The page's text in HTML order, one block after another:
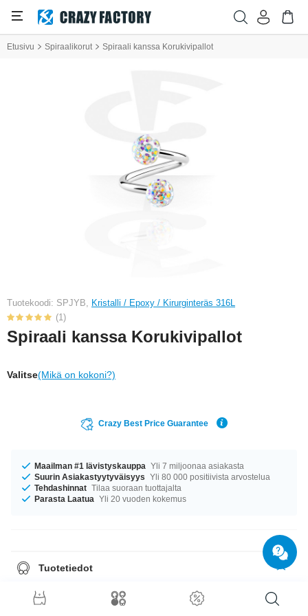
Etusivu Spiraalikorut Spiraali kanssa Korukivipallot
Tuotekoodi: SPJYB, Kristalli / Epoxy / Kirurginteräs 316L
(1)
Spiraali kanssa Korukivipallot
Valitse(Mikä on kokoni?)
Crazy Best Price Guarantee
Maailman #1 lävistyskauppa Yli 7 miljoonaa asiakasta
Suurin Asiakastyytyväisyys Yli 80 000 positiivista arvostelua
Tehdashinnat Tilaa suoraan tuottajalta
Parasta Laatua Yli 20 vuoden kokemus
Tuotetiedot
mm. Varastossa on halkaisijoita 6 mm–12 mm. Pallokoot 2.5 mm–8 mm
sopivat kierteeseen. Tässä upeassa tuotteessa on useita eri